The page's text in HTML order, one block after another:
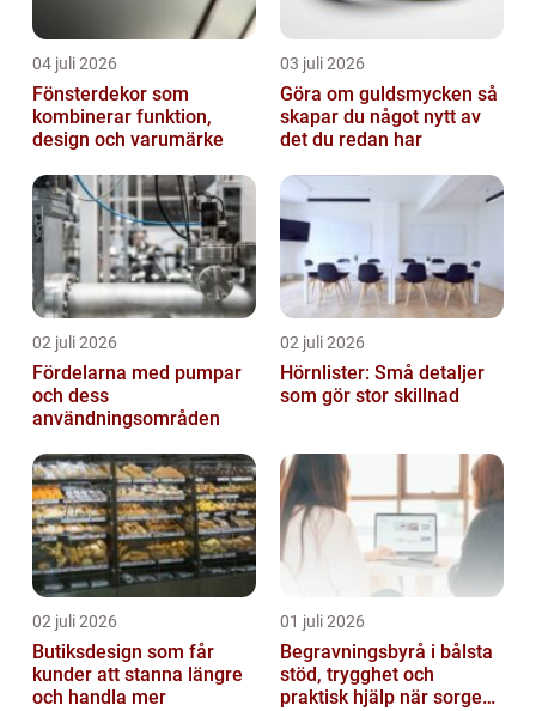
04 juli 2026
Fönsterdekor som
kombinerar funktion,
design och varumärke
03 juli 2026
Göra om guldsmycken så
skapar du något nytt av
det du redan har
02 juli 2026
Fördelarna med pumpar
och dess
användningsområden
02 juli 2026
Hörnlister: Små detaljer
som gör stor skillnad
02 juli 2026
Butiksdesign som får
kunder att stanna längre
och handla mer
01 juli 2026
Begravningsbyrå i bålsta
stöd, trygghet och
praktisk hjälp när sorgen